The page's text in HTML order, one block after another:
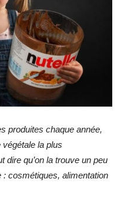
produites chaque année,
végétale la plus
dire qu’on la trouve un peu
: cosmétiques, alimentation